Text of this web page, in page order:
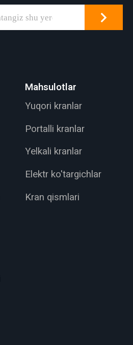
Mahsulotlar
Yuqori kranlar
Portalli kranlar
Yelkali kranlar
Elektr ko'targichlar
Kran qismlari